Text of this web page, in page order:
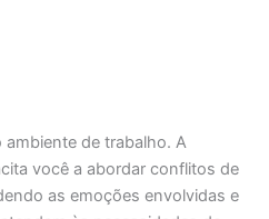
de trabalho. A
você a abordar conflitos de
as emoções envolvidas e